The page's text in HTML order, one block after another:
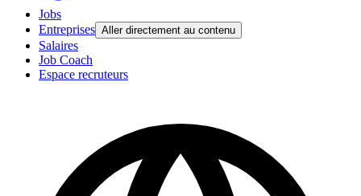
Jobs
Entreprises Aller directement au contenu
Salaires
Job Coach
Espace recruteurs